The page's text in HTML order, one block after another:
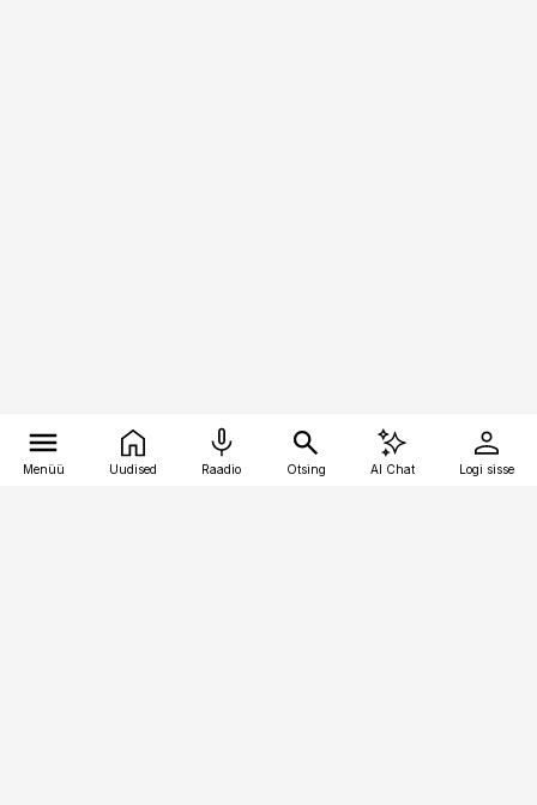
Menüü Uudised Raadio Otsing AI Chat Logi sisse